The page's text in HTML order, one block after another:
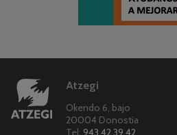
Atzegi
Okendo 6, bajo
20004 Donostia
Tel: 943 42 39 42